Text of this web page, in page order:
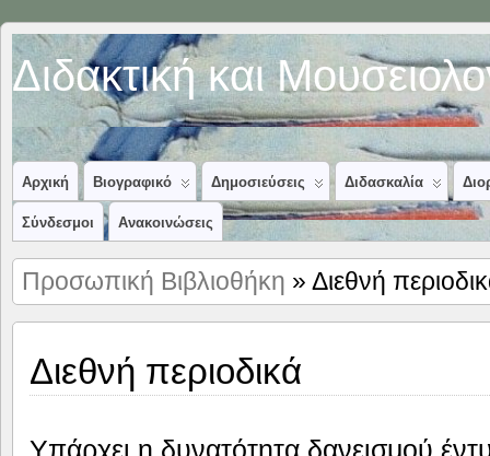
Διδακτική και
Αρχική Βιογραφικό Δημοσιεύσεις Διδασκαλία
Σύνδεσμοι Ανακοινώσεις
Προσωπική Βιβλιοθήκη » Διεθνή
Διεθνή περιοδικά
Υπάρχει η δυνατότητα δανεισμού